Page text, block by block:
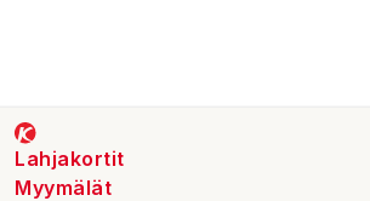
Lahjakortit
Myymälät